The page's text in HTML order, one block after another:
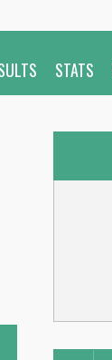
STATS